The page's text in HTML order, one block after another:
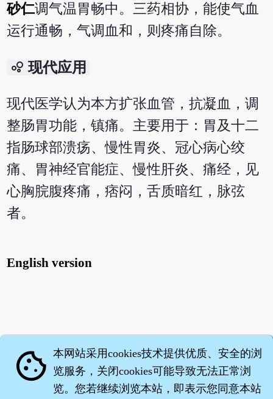
砂仁调气温胃畅中。三药相协，能使气血
运行通畅，气调血和，则疼痛自除。
bubble_chart 现代应用
现代医学认为本方扩张血管，抗凝血，调
整肠胃功能，镇痛。主要用于：胃及十二
指肠球部溃疡、慢性胃炎、冠心病心绞
痛、胃神经官能症、慢性肝炎、痛经，见
心胸脘腹疼痛，痞闷，舌质暗红，脉弦
者。
English version
cookie 本网站采用cookies技术提供优质、安全的浏
览服务，关闭cookies可能导致无法正常浏
览。您若继续浏览本站，即表示您同意本站